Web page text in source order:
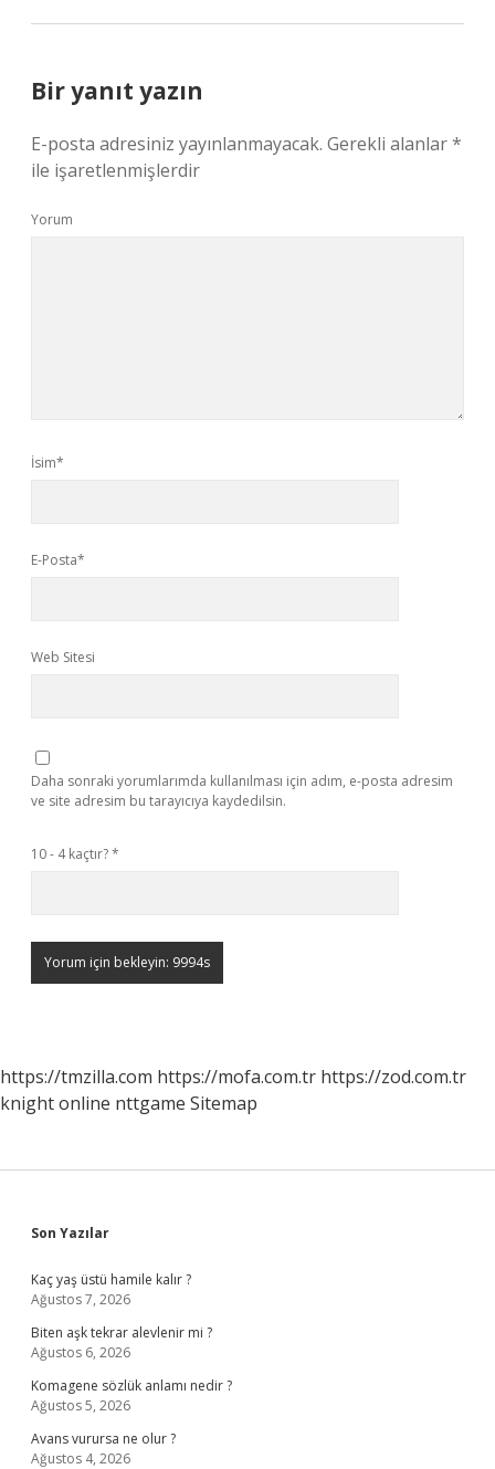
Bir yanıt yazın
E-posta adresiniz yayınlanmayacak. Gerekli alanlar*
ile işaretlenmişlerdir
Yorum
İsim*
E-Posta*
Web Sitesi
Daha sonraki yorumlarımda kullanılması için adım, e-posta adresim
ve site adresim bu tarayıcıya kaydedilsin.
10 - 4 kaçtır?*
https://tmzilla.com https://mofa.com.tr https://zod.com.tr
knight online nttgame Sitemap
Sidebar
Son Yazılar
Kaç yaş üstü hamile kalır ?
Ağustos 7, 2026
Biten aşk tekrar alevlenir mi ?
Ağustos 6, 2026
Komagene sözlük anlamı nedir ?
Ağustos 5, 2026
Avans vurursa ne olur ?
Ağustos 4, 2026